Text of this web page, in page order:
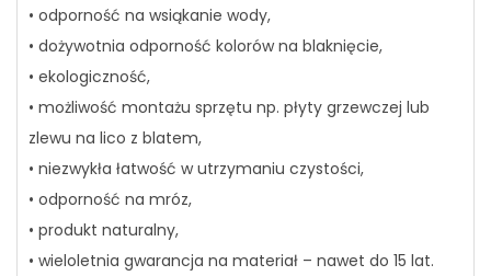
• odporność na wsiąkanie wody,
• dożywotnia odporność kolorów na blaknięcie,
• ekologiczność,
• możliwość montażu sprzętu np. płyty grzewczej lub
zlewu na lico z blatem,
• niezwykła łatwość w utrzymaniu czystości,
• odporność na mróz,
• produkt naturalny,
• wieloletnia gwarancja na materiał – nawet do 15 lat.